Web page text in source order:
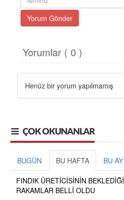
Yorum Gönder
Yorumlar ( 0 )
Henüz bir yorum yapılmamış
ÇOK OKUNANLAR
BUGÜN BU HAFTA BU AY
FINDIK ÜRETİCİSİNİN BEKLEDİĞİ
RAKAMLAR BELLİ OLDU